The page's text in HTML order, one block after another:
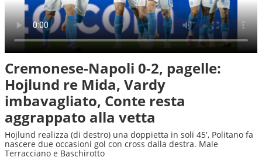
Cremonese-Napoli 0-2, pagelle:
Hojlund re Mida, Vardy
imbavagliato, Conte resta
aggrappato alla vetta
Hojlund realizza (di destro) una doppietta in soli 45', Politano fa
nascere due occasioni gol con cross dalla destra. Male
Terracciano e Baschirotto